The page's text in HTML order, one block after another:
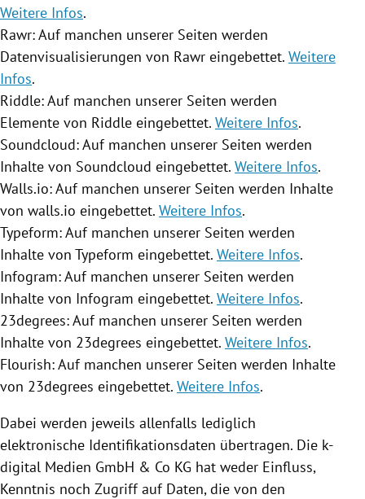
Weitere Infos.
Rawr: Auf manchen unserer Seiten werden
Datenvisualisierungen von Rawr eingebettet. Weitere
Infos.
Riddle: Auf manchen unserer Seiten werden
Elemente von Riddle eingebettet. Weitere Infos.
Soundcloud: Auf manchen unserer Seiten werden
Inhalte von Soundcloud eingebettet. Weitere Infos.
Walls.io: Auf manchen unserer Seiten werden Inhalte
von walls.io eingebettet. Weitere Infos.
Typeform: Auf manchen unserer Seiten werden
Inhalte von Typeform eingebettet. Weitere Infos.
Infogram: Auf manchen unserer Seiten werden
Inhalte von Infogram eingebettet. Weitere Infos.
23degrees: Auf manchen unserer Seiten werden
Inhalte von 23degrees eingebettet. Weitere Infos.
Flourish: Auf manchen unserer Seiten werden Inhalte
von 23degrees eingebettet. Weitere Infos.
Dabei werden jeweils allenfalls lediglich
elektronische Identifikationsdaten übertragen. Die k-
digital Medien GmbH & Co KG hat weder Einfluss,
Kenntnis noch Zugriff auf Daten, die von den